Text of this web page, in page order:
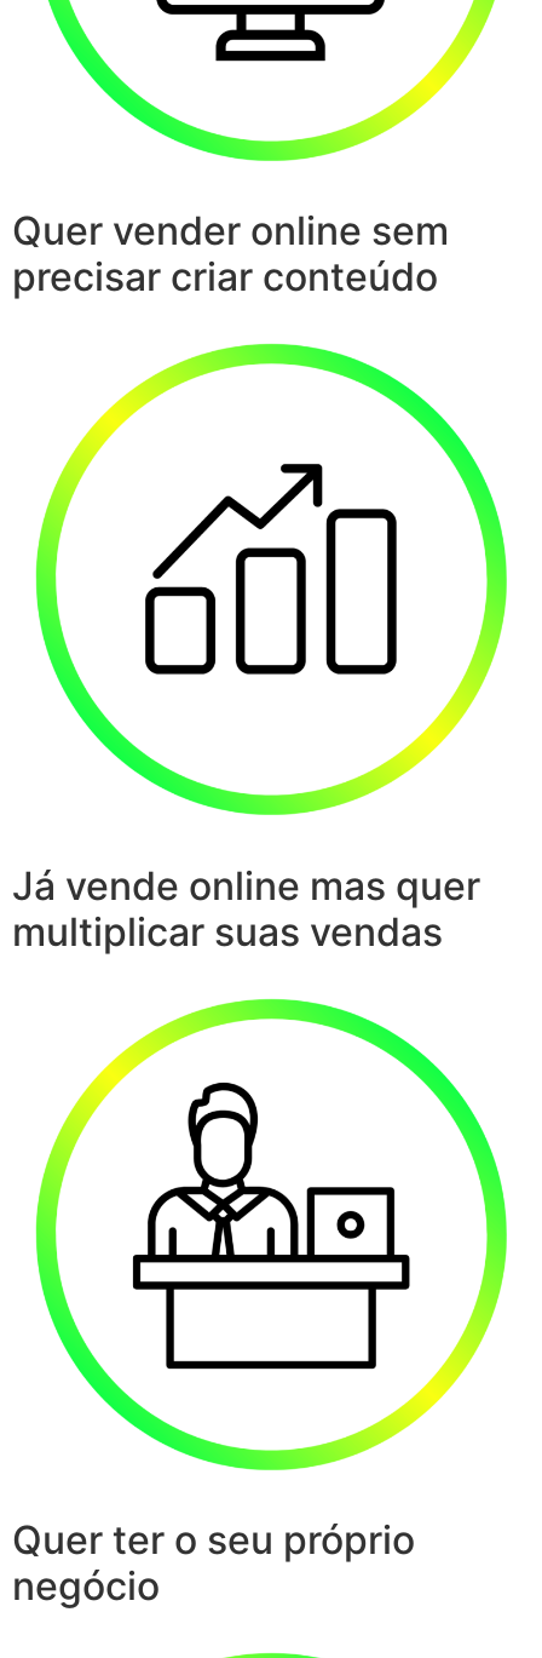
Quer vender online sem
precisar criar conteúdo
Já vende online mas quer
multiplicar suas vendas
Quer ter o seu próprio
negócio